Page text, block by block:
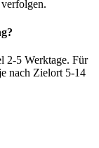
verfolgen.
2-5 Werktage. Für
nach Zielort 5-14